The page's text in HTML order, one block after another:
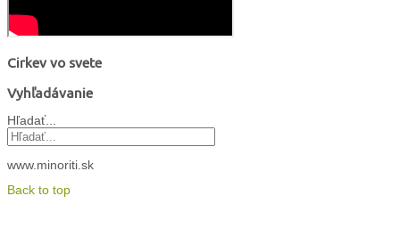
Cirkev vo svete
Vyhľadávanie
Hľadať...
www.minoriti.sk
Back to top